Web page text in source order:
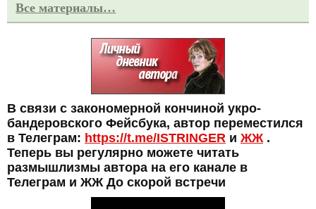
Все материалы…
В связи с закономерной кончиной укро-
бандеровского Фейсбука, автор переместился
в Телеграм: https://t.me/ISTRINGER и ЖЖ .
Теперь вы регулярно можете читать
размышлизмы автора на его канале в
Телеграм и ЖЖ До скорой встречи